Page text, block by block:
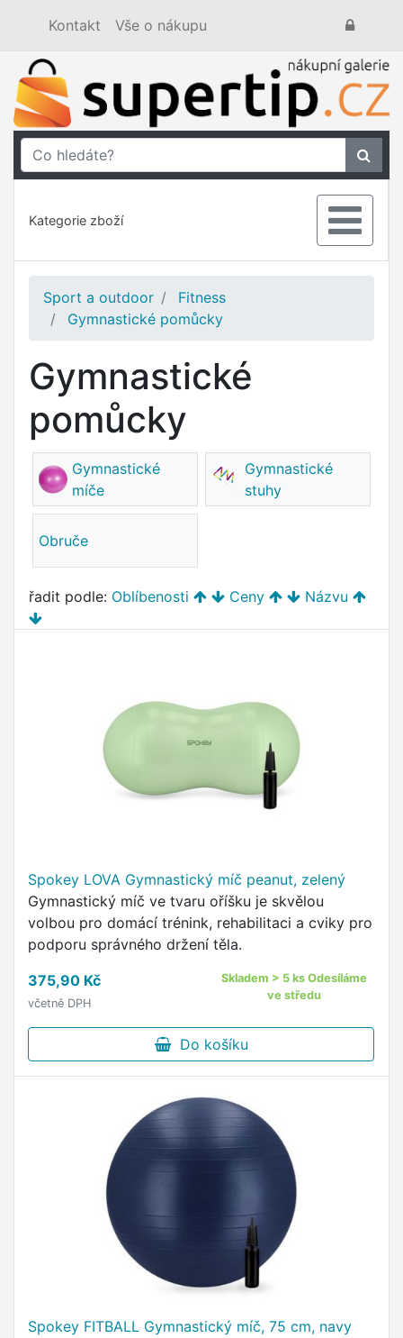
Kontakt Vše o nákupu
Kategorie zboží
Sport a outdoor
Fitness
Gymnastické pomůcky
Gymnastické
pomůcky
Gymnastické
míče
Gymnastické
stuhy
Obruče
řadit podle: Oblíbenosti Ceny Názvu
Spokey LOVA Gymnastický míč peanut, zelený
Gymnastický míč ve tvaru oříšku je skvělou
volbou pro domácí trénink, rehabilitaci a cviky pro
podporu správného držení těla.
375,90 Kč
včetně DPH
Skladem > 5 ks Odesíláme
ve středu
Do košíku
Spokey FITBALL Gymnastický míč, 75 cm, navy